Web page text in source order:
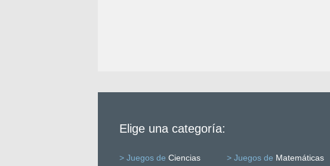
Elige una categoría:
> Juegos de Ciencias > Juegos de Matemáticas